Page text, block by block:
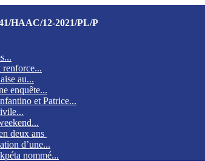
HAAC/12-2021/PL/P
au...
enquête...
et Patrice...
deux ans
d’une...
nommé...